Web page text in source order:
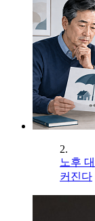
2.
노후
커진다